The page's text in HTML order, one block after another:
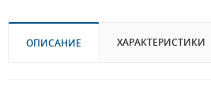
ОПИСАНИЕ ХАРАКТЕРИСТИКИ